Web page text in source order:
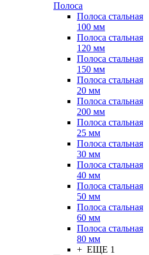
Полоса
Полоса стальная
100 мм
Полоса стальная
120 мм
Полоса стальная
150 мм
Полоса стальная
20 мм
Полоса стальная
200 мм
Полоса стальная
25 мм
Полоса стальная
30 мм
Полоса стальная
40 мм
Полоса стальная
50 мм
Полоса стальная
60 мм
Полоса стальная
80 мм
+ ЕЩЕ 1